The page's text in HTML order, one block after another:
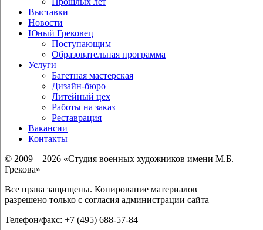
Выставки
Новости
Юный Грековец
Поступающим
Образовательная программа
Услуги
Багетная мастерская
Дизайн-бюро
Литейный цех
Работы на заказ
Реставрация
Вакансии
Контакты
© 2009—2026 «Студия военных художников имени М.Б.
Грекова»
Все права защищены. Копирование материалов
разрешено только с согласия администрации сайта
Телефон/факс: +7 (495) 688-57-84